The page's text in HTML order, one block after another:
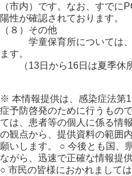
（市内）です。なお、すでに
陽性が確認されております。
（８）その他
学童保育所については、8
ます。
（13日から16日は夏季休所
※ 本情報提供は、感染症法第
症予防啓発のために行うもの
ては、患者等の個人に係る情
の観点から、提供資料の範囲
願いします。 ○ 今後とも国、
ながら、迅速で正確な情報提
○ 市民の皆様におかれまして